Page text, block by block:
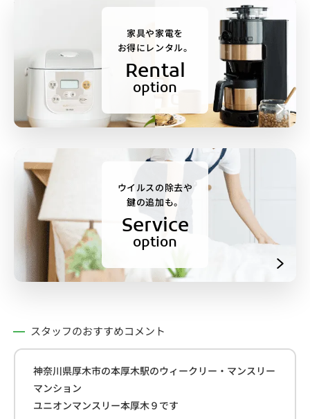
家具や家電を
お得にレンタル。
Rental
option
ウイルスの除去や
鍵の追加も。
Service
option
スタッフのおすすめコメント
神奈川県厚木市の本厚木駅のウィークリー・マンスリー
マンション
ユニオンマンスリー本厚木９です